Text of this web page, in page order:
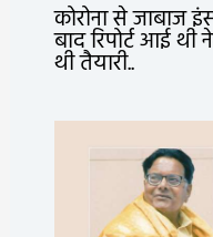
कोरोना से जाबाज
बाद रिपोर्ट आई
थी तैयारी..